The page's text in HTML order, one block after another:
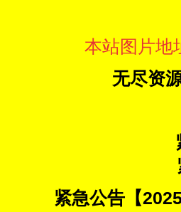
本站图片地
无尽资
紧急公告【